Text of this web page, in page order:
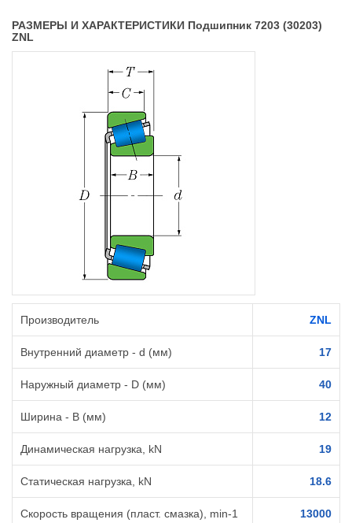
РАЗМЕРЫ И ХАРАКТЕРИСТИКИ Подшипник 7203 (30203)
ZNL
Производитель ZNL
Внутренний диаметр - d (мм) 17
Наружный диаметр - D (мм) 40
Ширина - B (мм) 12
Динамическая нагрузка, kN 19
Статическая нагрузка, kN 18.6
Скорость вращения (пласт. смазка), min-1 13000